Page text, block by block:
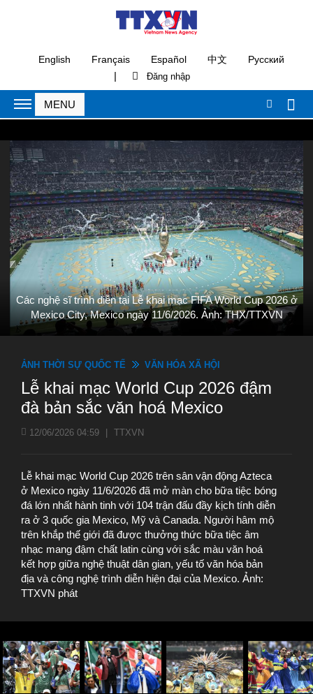
English Français Español 中文 Русский
|
Các nghệ sĩ trình diễn tại Lễ khai mạc FIFA World Cup 2026 ở
Mexico City, Mexico ngày 11/6/2026. Ảnh: THX/TTXVN
ẢNH THỜI SỰ QUỐC TẾ VĂN HÓA XÃ HỘI
Lễ khai mạc World Cup 2026 đậm
đà bản sắc văn hoá Mexico
12/06/2026 04:59 TTXVN
Lễ khai mạc World Cup 2026 trên sân vận động Azteca
ở Mexico ngày 11/6/2026 đã mở màn cho bữa tiệc bóng
đá lớn nhất hành tinh với 104 trận đấu đầy kịch tính diễn
ra ở 3 quốc gia Mexico, Mỹ và Canada. Người hâm mộ
trên khắp thế giới đã được thưởng thức bữa tiệc âm
nhạc mang đậm chất latin cùng với sắc màu văn hoá
kết hợp giữa nghệ thuật dân gian, yếu tố văn hóa bản
địa và công nghệ trình diễn hiện đại của Mexico. Ảnh:
TTXVN phát